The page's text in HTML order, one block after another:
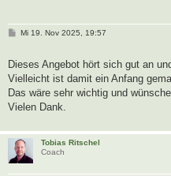
B
t
r
a
g
Mi 19. Nov 2025, 19:57
Dieses Angebot hört sich gut an
Vielleicht ist damit ein Anfang
Das wäre sehr wichtig und
Vielen Dank.
Tobias Ritschel
Coach